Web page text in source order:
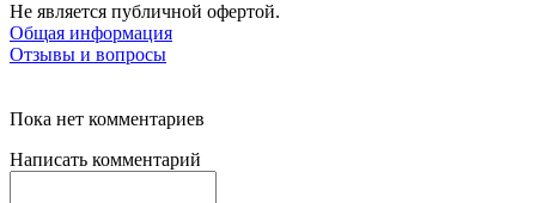
Не является публичной офертой.
Общая информация
Отзывы и вопросы
Пока нет комментариев
Написать комментарий